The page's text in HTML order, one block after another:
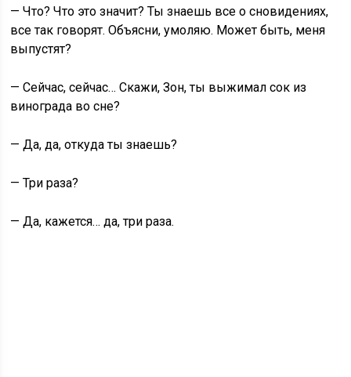
— Что? Что это значит? Ты знаешь все о сновидениях,
все так говорят. Объясни, умоляю. Может быть, меня
выпустят?
— Сейчас, сейчас… Скажи, Зон, ты выжимал сок из
винограда во сне?
— Да, да, откуда ты знаешь?
— Три раза?
— Да, кажется… да, три раза.